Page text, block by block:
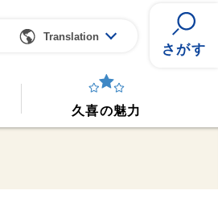
Translation
さがす
久喜の魅力